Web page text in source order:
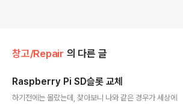
창고/Repair 의 다른 글
Raspberry Pi SD슬롯 교체
하기전에는 몰랐는데, 찾아보니 나와 같은 경우가 세상에